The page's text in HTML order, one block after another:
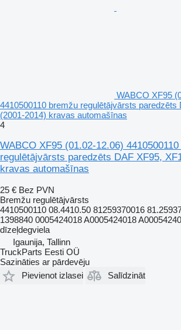
WABCO XF95
4410500110 bremžu regulētājvārsts paredzēts
(2001-2014) kravas automašīnas
4
WABCO XF95 (01.02-12.06)
regulētājvārsts paredzēts DAF XF95,
kravas automašīnas
25 € Bez PVN
Bremžu regulētājvārsts
4410500110 08.4410.50 81259370016
1398840 0005424018 A0005424018
dīzeļdegviela
Igaunija, Tallinn
TruckParts Eesti OÜ
Sazināties ar pārdevēju
Pievienot izlasei
Salīdzināt